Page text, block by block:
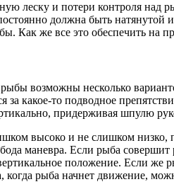
леску и потери контроля
должна быть натянутой
Как же все это обеспечить на
возможны несколько
за какое-то подводное
придерживая шпулю
высоко и не слишком
маневра. Если рыба
положение. Если
рыба начнет движение,